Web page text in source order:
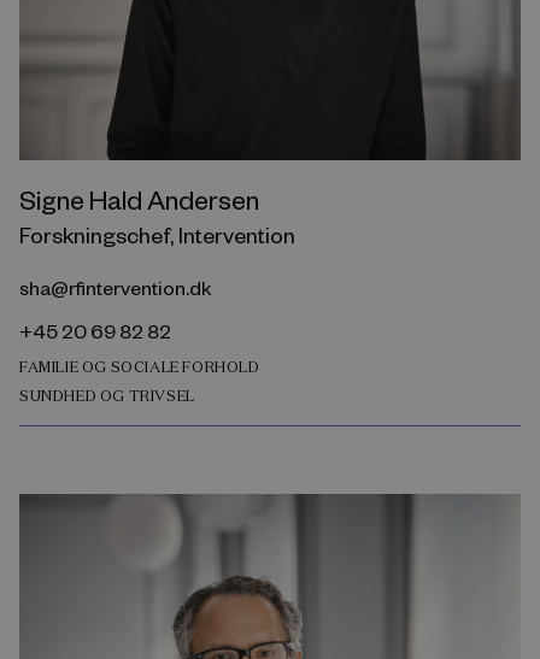
Signe Hald Andersen
Forskningschef, Intervention
sha@rfintervention.dk
+45 20 69 82 82
FAMILIE OG SOCIALE FORHOLD
SUNDHED OG TRIVSEL